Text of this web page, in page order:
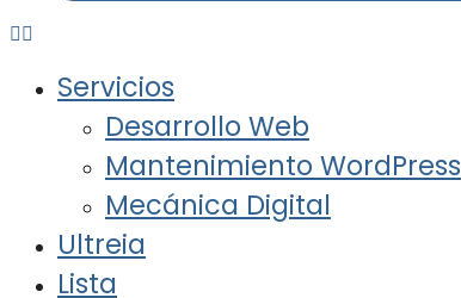
Servicios
Desarrollo Web
Mantenimiento WordPress
Mecánica Digital
Ultreia
Lista